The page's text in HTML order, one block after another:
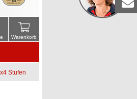
Warenkorb
Stufen